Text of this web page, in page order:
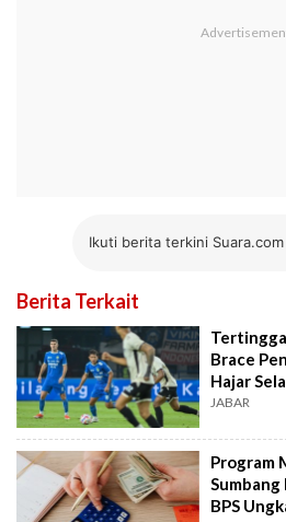
Ikuti berita terkini
Berita Terkait
Brace
Hajar
JABAR
Program
Sumbang
BPS